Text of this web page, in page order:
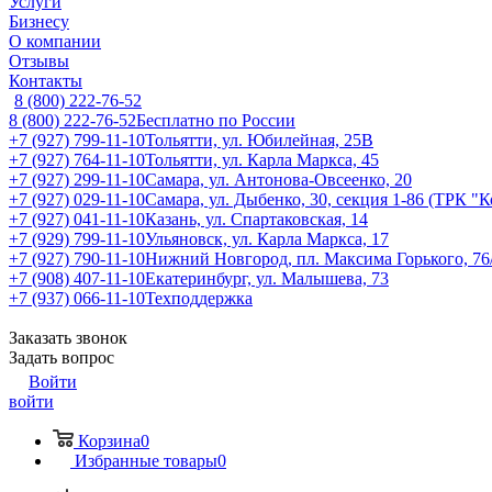
Бизнесу
О компании
Отзывы
Контакты
8 (800) 222-76-52
8 (800) 222-76-52Бесплатно по России
+7 (927) 799-11-10Тольятти, ул. Юбилейная, 25В
+7 (927) 764-11-10Тольятти, ул. Карла Маркса, 45
+7 (927) 299-11-10Самара, ул. Антонова-Овсеенко, 20
+7 (927) 029-11-10Самара, ул. Дыбенко, 30, секция 1-86 (ТРК
+7 (927) 041-11-10Казань, ул. Спартаковская, 14
+7 (929) 799-11-10Ульяновск, ул. Карла Маркса, 17
+7 (927) 790-11-10Нижний Новгород, пл. Максима Горького,
+7 (908) 407-11-10Екатеринбург, ул. Малышева, 73
+7 (937) 066-11-10Техподдержка
Заказать звонок
Задать вопрос
Войти
войти
Корзина0
Избранные товары0